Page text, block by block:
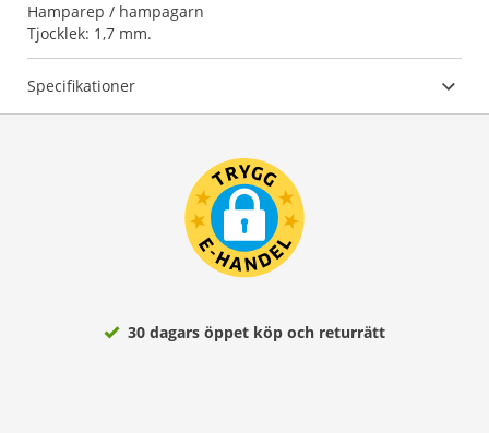
Hamparep / hampagarn
Tjocklek: 1,7 mm.
Specifikationer
30 dagars öppet köp och returrätt